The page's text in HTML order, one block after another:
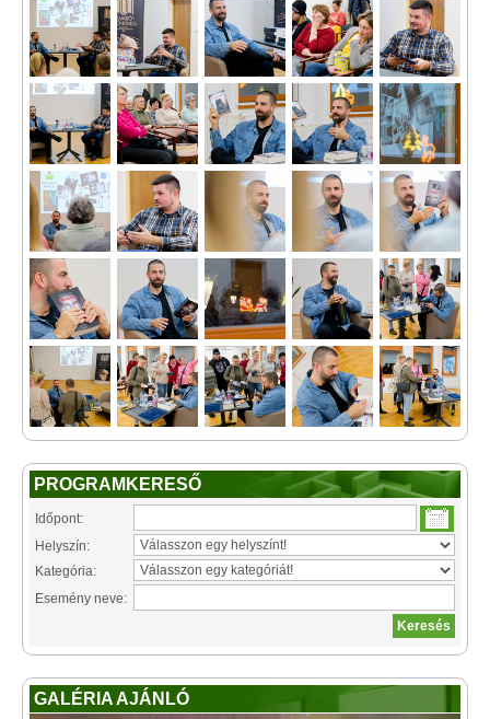
PROGRAMKERESŐ
Időpont:
Helyszín:
Kategória:
Esemény neve:
GALÉRIA AJÁNLÓ